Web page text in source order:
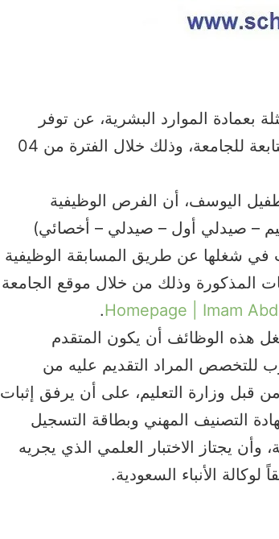
بعمادة الموارد البشرية، عن توفر
وظائف صحية خاصة للمستشفيات الجامعية التابعة للجامعة، وذلك خلال الفترة من 04
اليوسف، أن الفرص الوظيفية
– صيدلي أول – صيدلي – أخصائي)
(40) وظيفة، ترغب في شغلها عن طريق المسابقة الوظيفية
المذكورة وذلك من خلال موقع الجامعة
Homepage | Imam
.
هذه الوظائف أن يكون المتقدم
للتخصص المراد التقديم عليه من
قبل وزارة التعليم، على أن يرفق إثبات
التصنيف المهني وبطاقة التسجيل
يجتاز الاختبار العلمي الذي يجريه
الأنباء السعودية.